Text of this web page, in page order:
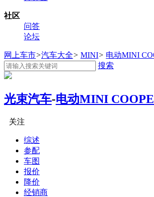
社区
问答
论坛
网上车市>汽车大全> MINI> 电动MINI
搜索
光束汽车-电动MINI
关注
综述
参配
车图
报价
降价
经销商